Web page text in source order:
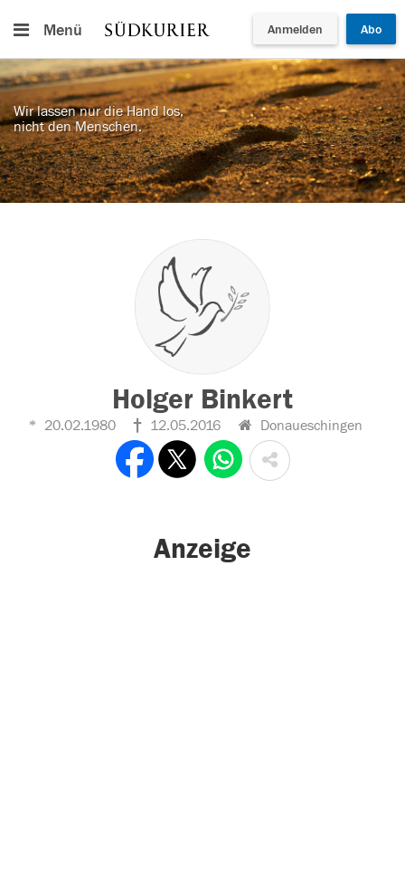
Menü Anmelden Abo
Wir lassen nur die Hand los,
nicht den Menschen.
Holger Binkert
20.02.1980 12.05.2016 Donaueschingen
Anzeige